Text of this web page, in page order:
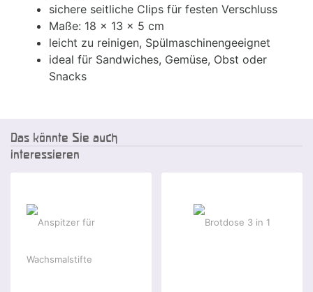
sichere seitliche Clips für festen Verschluss
Maße: 18 x 13 x 5 cm
leicht zu reinigen, Spülmaschinengeeignet
ideal für Sandwiches, Gemüse, Obst oder
Snacks
Das könnte Sie auch
interessieren